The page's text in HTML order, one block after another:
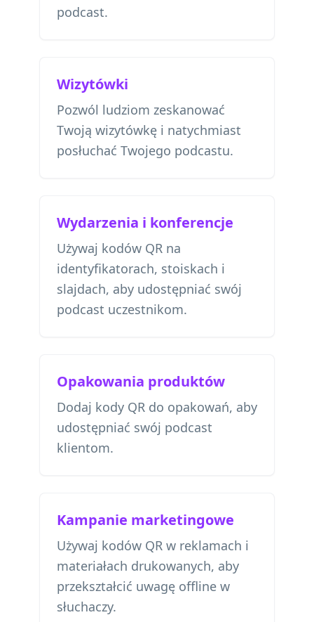
podcast.
Wizytówki
Pozwól ludziom zeskanować
Twoją wizytówkę i natychmiast
posłuchać Twojego podcastu.
Wydarzenia i konferencje
Używaj kodów QR na
identyfikatorach, stoiskach i
slajdach, aby udostępniać swój
podcast uczestnikom.
Opakowania produktów
Dodaj kody QR do opakowań, aby
udostępniać swój podcast
klientom.
Kampanie marketingowe
Używaj kodów QR w reklamach i
materiałach drukowanych, aby
przekształcić uwagę offline w
słuchaczy.